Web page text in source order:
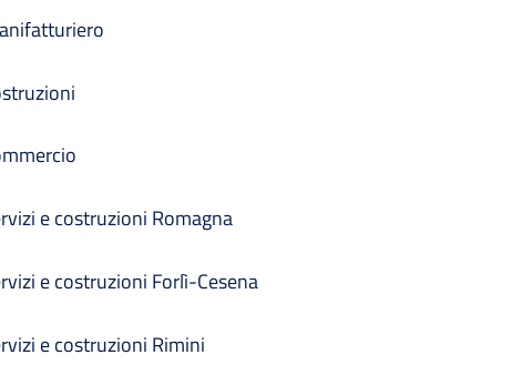
e costruzioni Romagna
e costruzioni Forlì-Cesena
e costruzioni Rimini